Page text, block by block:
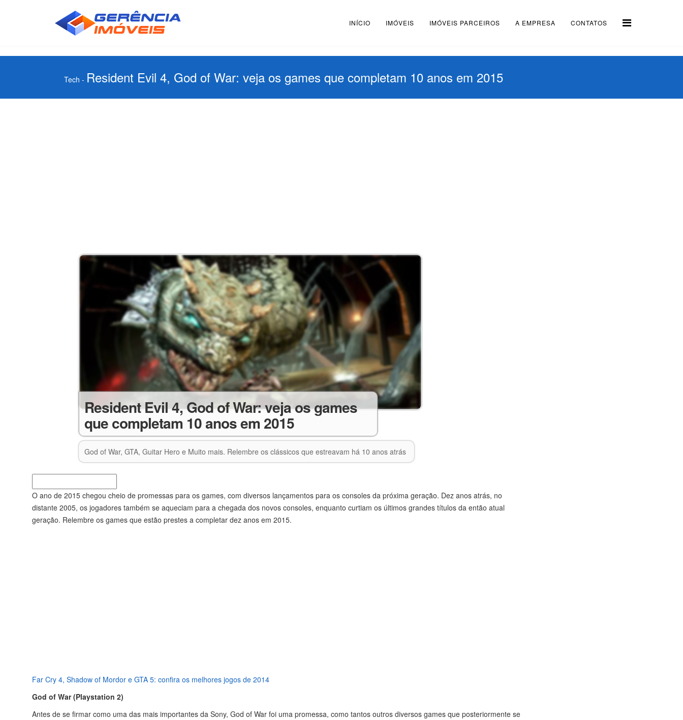
INÍCIO IMÓVEIS IMÓVEIS PARCEIROS A EMPRESA CONTATOS
Tech - Resident Evil 4, God of War: veja os games que completam 10 anos em 2015
Resident Evil 4, God of War: veja os games
que completam 10 anos em 2015
God of War, GTA, Guitar Hero e Muito mais. Relembre os clássicos que estreavam há 10 anos atrás
O ano de 2015 chegou cheio de promessas para os games, com diversos lançamentos para os consoles da próxima geração. Dez anos atrás, no
distante 2005, os jogadores também se aqueciam para a chegada dos novos consoles, enquanto curtiam os últimos grandes títulos da então atual
geração. Relembre os games que estão prestes a completar dez anos em 2015.
Far Cry 4, Shadow of Mordor e GTA 5: confira os melhores jogos de 2014
God of War (Playstation 2)
Antes de se firmar como uma das mais importantes da Sony, God of War foi uma promessa, como tantos outros diversos games que posteriormente se